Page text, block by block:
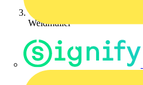
Weidmüller